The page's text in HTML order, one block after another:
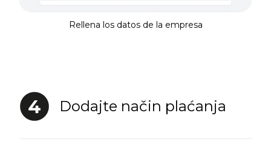
Rellena los datos de la empresa
Dodajte način plaćanja